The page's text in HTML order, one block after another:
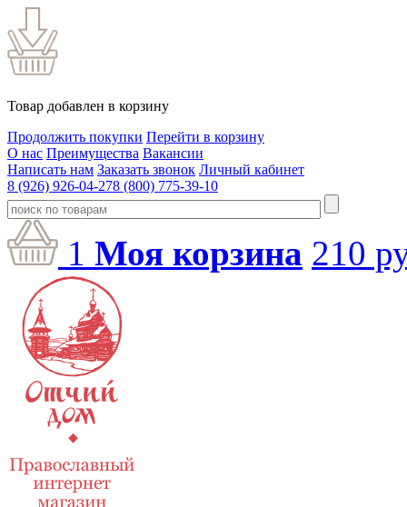
Товар добавлен в корзину
Продолжить покупки Перейти в корзину
О нас Преимущества Вакансии
Написать нам Заказать звонок Личный кабинет
8 (926) 926-04-278 (800) 775-39-10
1 Моя корзина 210